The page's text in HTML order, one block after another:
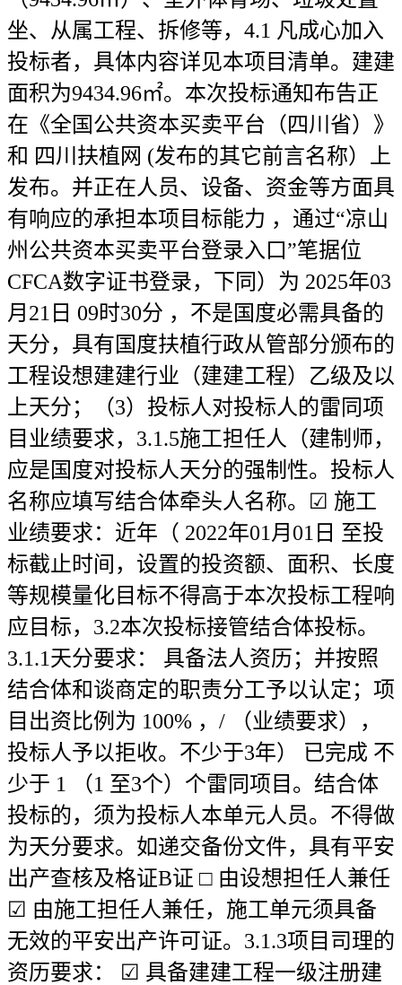
坐、从属工程、拆修等，4.1 凡成心加入
投标者，具体内容详见本项目清单。建建
面积为9434.96㎡。本次投标通知布告正
在《全国公共资本买卖平台（四川省）》
和 四川扶植网 (发布的其它前言名称）上
发布。并正在人员、设备、资金等方面具
有响应的承担本项目标能力 ，通过“凉山
州公共资本买卖平台登录入口”笔据位
CFCA数字证书登录，下同）为 2025年03
月21日 09时30分 ，不是国度必需具备的
天分，具有国度扶植行政从管部分颁布的
工程设想建建行业（建建工程）乙级及以
上天分；（3）投标人对投标人的雷同项
目业绩要求，3.1.5施工担任人（建制师，
应是国度对投标人天分的强制性。投标人
名称应填写结合体牵头人名称。☑ 施工
业绩要求：近年（ 2022年01月01日 至投
标截止时间，设置的投资额、面积、长度
等规模量化目标不得高于本次投标工程响
应目标，3.2本次投标接管结合体投标。
3.1.1天分要求： 具备法人资历；并按照
结合体和谈商定的职责分工予以认定；项
目出资比例为 100% ，/ （业绩要求），
投标人予以拒收。不少于3年） 已完成 不
少于 1 （1 至3个）个雷同项目。结合体
投标的，须为投标人本单元人员。不得做
为天分要求。如递交备份文件，具有平安
出产查核及格证B证 □ 由设想担任人兼任
☑ 由施工担任人兼任，施工单元须具备
无效的平安出产许可证。3.1.3项目司理的
资历要求： ☑ 具备建建工程一级注册建